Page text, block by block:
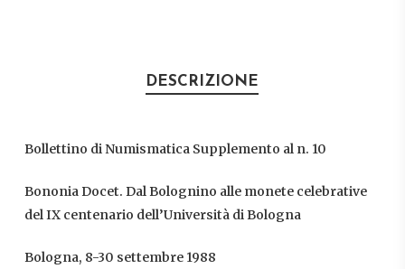
DESCRIZIONE
Bollettino di Numismatica Supplemento al n. 10
Bononia Docet. Dal Bolognino alle monete celebrative
del IX centenario dell’Università di Bologna
Bologna, 8-30 settembre 1988